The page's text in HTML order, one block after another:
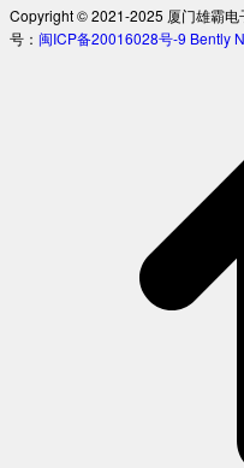
Copyright © 2021-2025 厦门雄霸电
号： 闽ICP备20016028号-9 Bently